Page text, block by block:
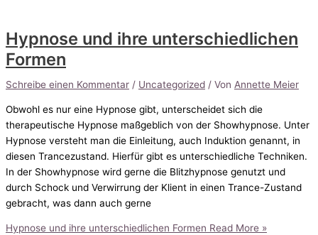
Hypnose und ihre unterschiedlichen
Formen
Schreibe einen Kommentar / Uncategorized / Von Annette Meier
Obwohl es nur eine Hypnose gibt, unterscheidet sich die
therapeutische Hypnose maßgeblich von der Showhypnose. Unter
Hypnose versteht man die Einleitung, auch Induktion genannt, in
diesen Trancezustand. Hierfür gibt es unterschiedliche Techniken.
In der Showhypnose wird gerne die Blitzhypnose genutzt und
durch Schock und Verwirrung der Klient in einen Trance-Zustand
gebracht, was dann auch gerne
Hypnose und ihre unterschiedlichen Formen Read More »